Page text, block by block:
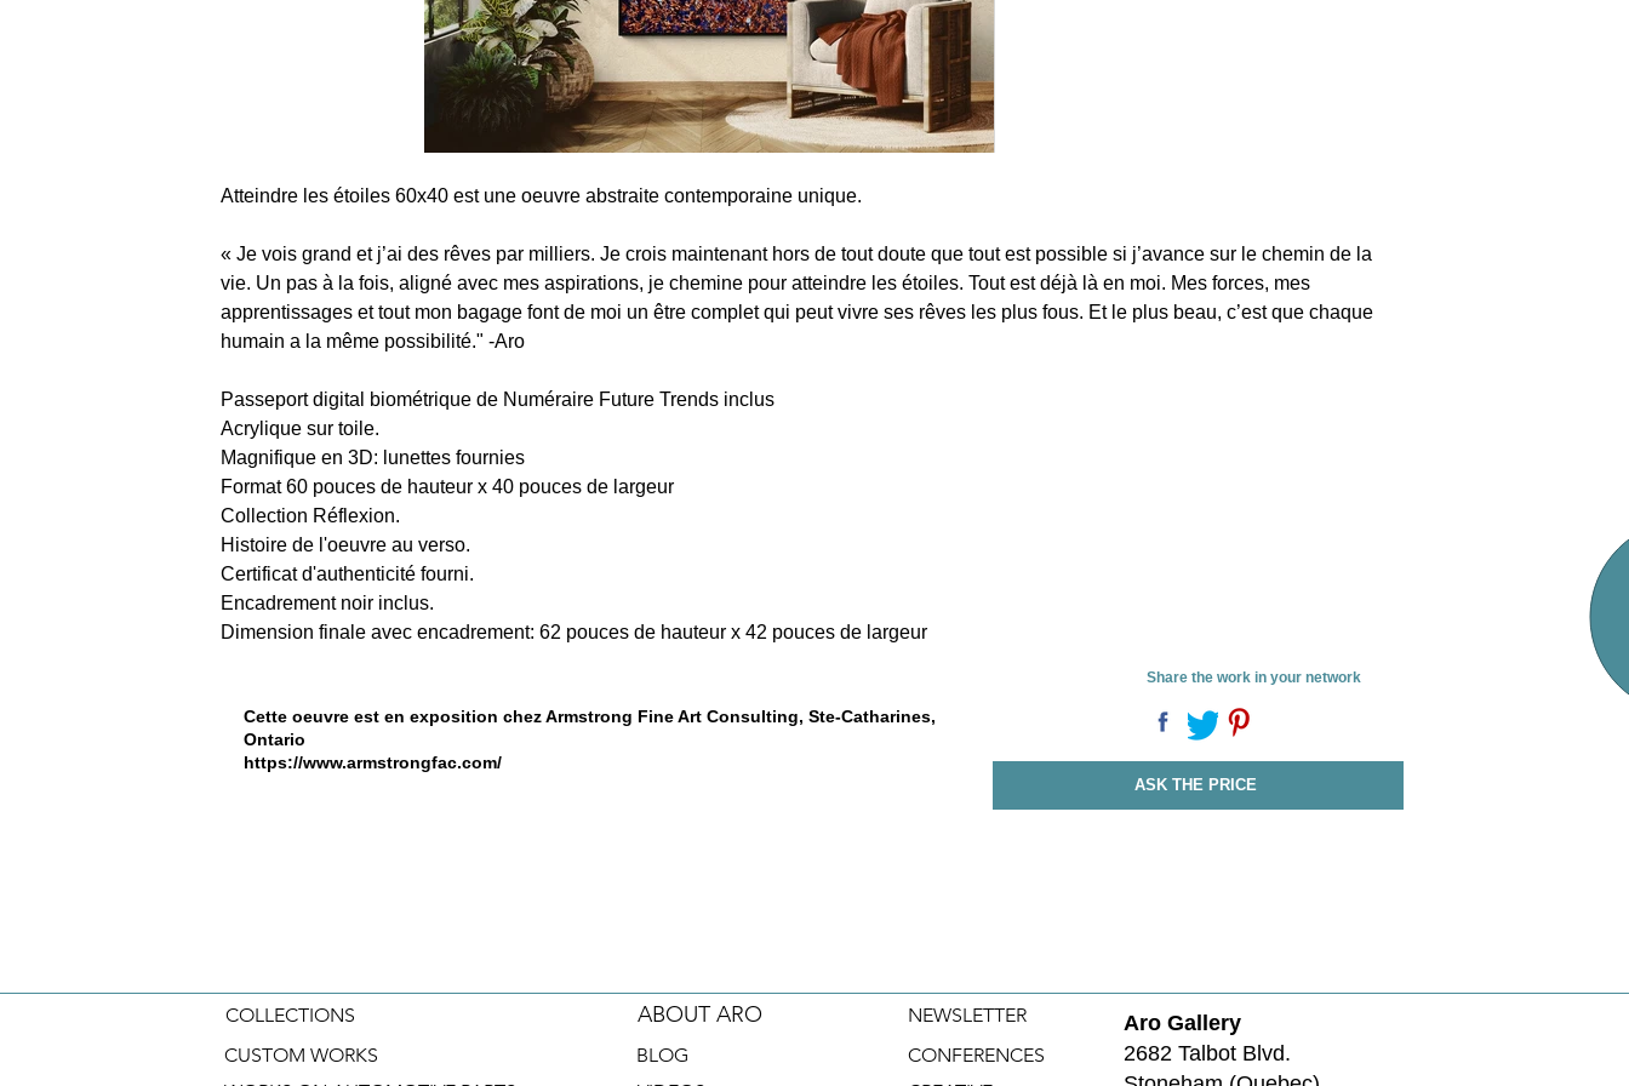
Atteindre les étoiles 60x40 est une oeuvre abstraite contemporaine unique.
« Je vois grand et j’ai des rêves par milliers. Je crois maintenant hors de tout doute que tout est possible si j’avance sur le chemin de la
vie. Un pas à la fois, aligné avec mes aspirations, je chemine pour atteindre les étoiles. Tout est déjà là en moi. Mes forces, mes
apprentissages et tout mon bagage font de moi un être complet qui peut vivre ses rêves les plus fous. Et le plus beau, c’est que chaque
humain a la même possibilité." -Aro
Passeport digital biométrique de Numéraire Future Trends inclus
Acrylique sur toile.
Magnifique en 3D: lunettes fournies
Format 60 pouces de hauteur x 40 pouces de largeur
Collection Réflexion.
Histoire de l'oeuvre au verso.
Certificat d'authenticité fourni.
Encadrement noir inclus.
Dimension finale avec encadrement: 62 pouces de hauteur x 42 pouces de largeur
Cette oeuvre est en exposition chez Armstrong Fine Art Consulting, Ste-Catharines,
Ontario
https://www.armstrongfac.com/
Share the work in your network
ASK THE PRICE
COLLECTIONS
CUSTOM WORKS
ABOUT ARO
BLOG
NEWSLETTER
CONFERENCES
Aro Gallery
2682 Talbot Blvd.